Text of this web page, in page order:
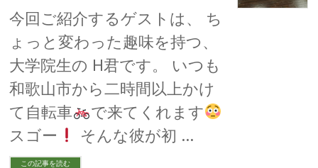
今回ご紹介するゲストは、 ち
ょっと変わった趣味を持つ、
大学院生の H君です。 いつも
和歌山市から二時間以上かけ
て自転車
で来てくれます
スゴー
そんな彼が初 …
この記事を読む